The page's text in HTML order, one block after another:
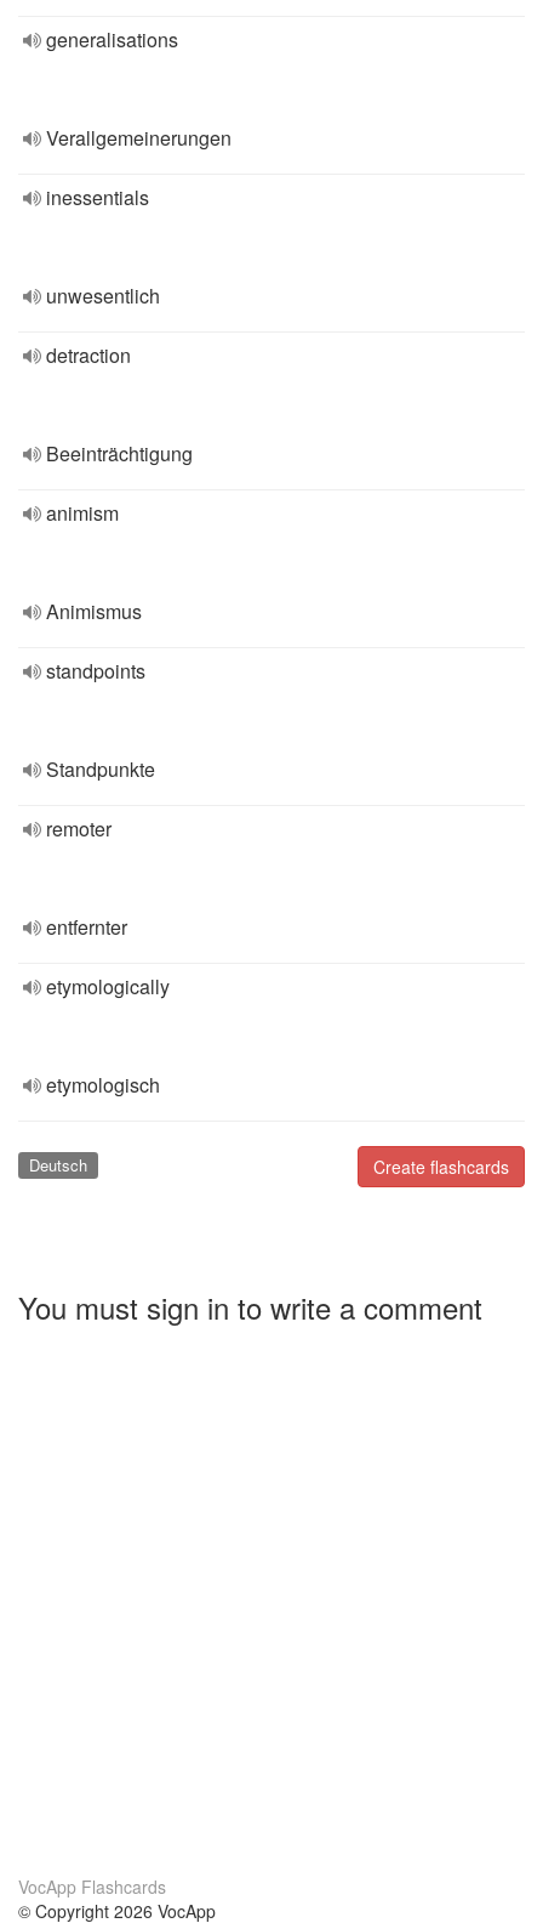
generalisations
Verallgemeinerungen
inessentials
unwesentlich
detraction
Beeinträchtigung
animism
Animismus
standpoints
Standpunkte
remoter
entfernter
etymologically
etymologisch
Create flashcards
Deutsch
You must sign in to write a comment
VocApp Flashcards
© Copyright 2026 VocApp